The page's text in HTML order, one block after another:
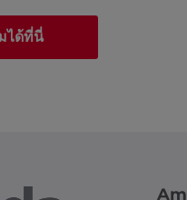
ได้ที่นี่